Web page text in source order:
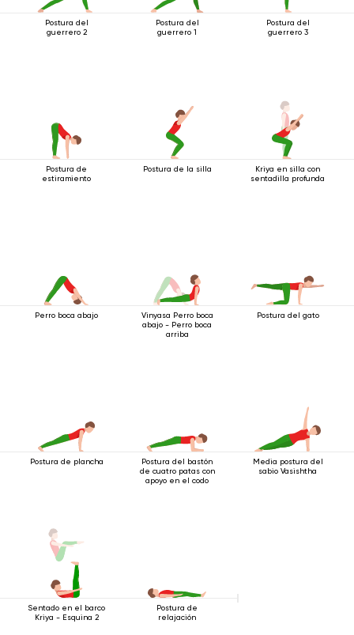
Postura del
guerrero 2
Postura del
guerrero 1
Postura del
guerrero 3
Postura de
estiramiento
Postura de la silla
Kriya en silla con
sentadilla profunda
Perro boca abajo
Vinyasa Perro boca
abajo - Perro boca
arriba
Postura del gato
Postura de plancha
Postura del bastón
de cuatro patas con
apoyo en el codo
Media postura del
sabio Vasishtha
Sentado en el barco
Kriya - Esquina 2
Postura de
relajación